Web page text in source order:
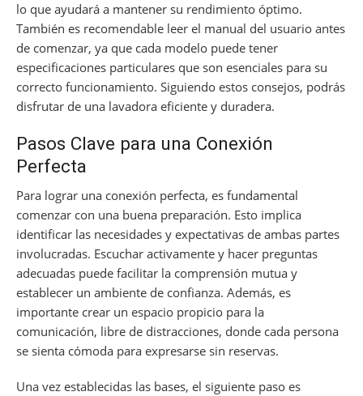
lo que ayudará a mantener su rendimiento óptimo.
También es recomendable leer el manual del usuario antes
de comenzar, ya que cada modelo puede tener
especificaciones particulares que son esenciales para su
correcto funcionamiento. Siguiendo estos consejos, podrás
disfrutar de una lavadora eficiente y duradera.
Pasos Clave para una Conexión
Perfecta
Para lograr una conexión perfecta, es fundamental
comenzar con una buena preparación. Esto implica
identificar las necesidades y expectativas de ambas partes
involucradas. Escuchar activamente y hacer preguntas
adecuadas puede facilitar la comprensión mutua y
establecer un ambiente de confianza. Además, es
importante crear un espacio propicio para la
comunicación, libre de distracciones, donde cada persona
se sienta cómoda para expresarse sin reservas.
Una vez establecidas las bases, el siguiente paso es